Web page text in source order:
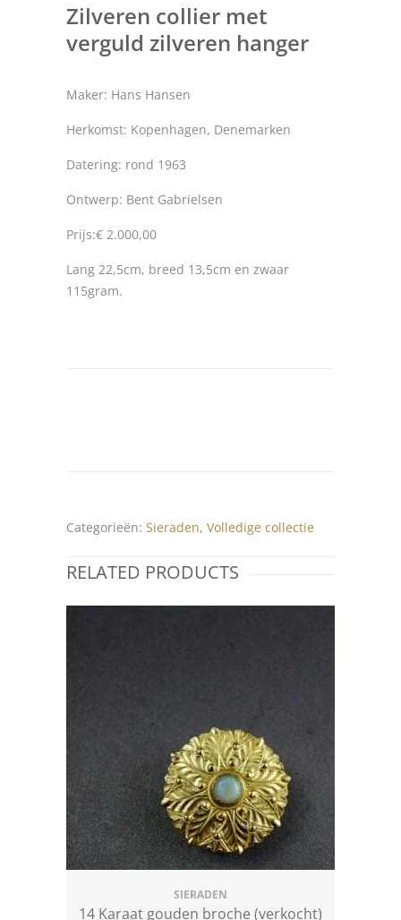
Zilveren collier met
verguld zilveren hanger
Maker: Hans Hansen
Herkomst: Kopenhagen, Denemarken
Datering: rond 1963
Ontwerp: Bent Gabrielsen
Prijs:€ 2.000,00
Lang 22,5cm, breed 13,5cm en zwaar
115gram.
Categorieën: Sieraden, Volledige collectie
RELATED PRODUCTS
SIERADEN
14 Karaat gouden broche (verkocht)